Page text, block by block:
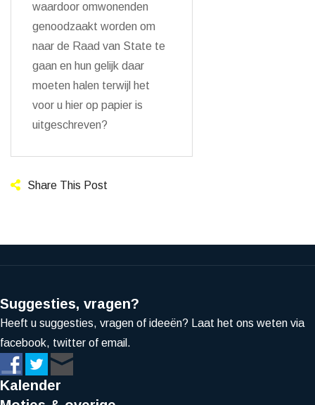
waardoor omwonenden
genoodzaakt worden om
naar de Raad van State te
gaan en hun gelijk daar
moeten halen terwijl het
voor u hier op papier is
uitgeschreven?
Share This Post
Suggesties, vragen?
Heeft u suggesties, vragen of ideeën? Laat het ons weten via
facebook, twitter of email.
Kalender